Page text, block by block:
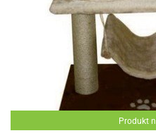
Produkt